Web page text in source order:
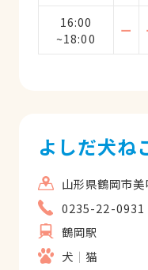
16:00
~18:00
ー
よしだ犬ね
山形県鶴岡市
0235-22-0931
鶴岡駅
犬
猫